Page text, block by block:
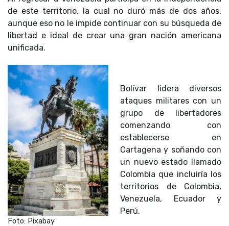
de este territorio, la cual no duró más de dos años,
aunque eso no le impide continuar con su búsqueda de
libertad e ideal de crear una gran nación americana
unificada.
Foto: Pixabay
Bolívar lidera diversos
ataques militares con un
grupo de libertadores
comenzando con
establecerse en
Cartagena y soñando con
un nuevo estado llamado
Colombia que incluiría los
territorios de Colombia,
Venezuela, Ecuador y
Perú.